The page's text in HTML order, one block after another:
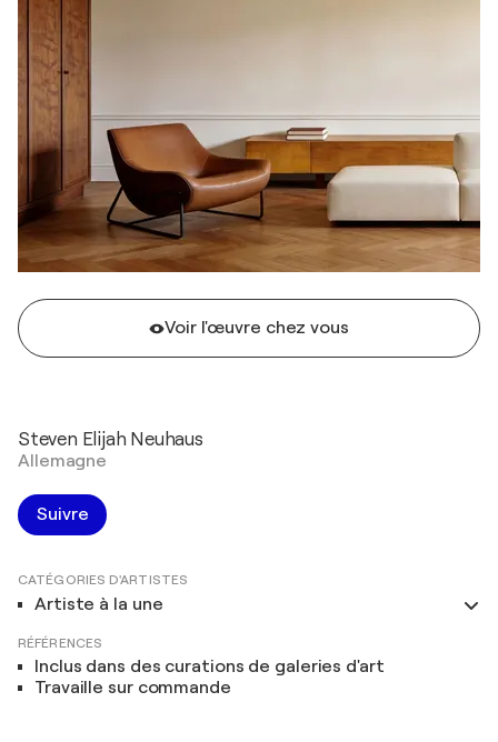
Voir l'œuvre chez vous
Steven Elijah Neuhaus
Allemagne
Suivre
CATÉGORIES D'ARTISTES
Artiste à la une
RÉFÉRENCES
Inclus dans des curations de galeries d'art
Travaille sur commande